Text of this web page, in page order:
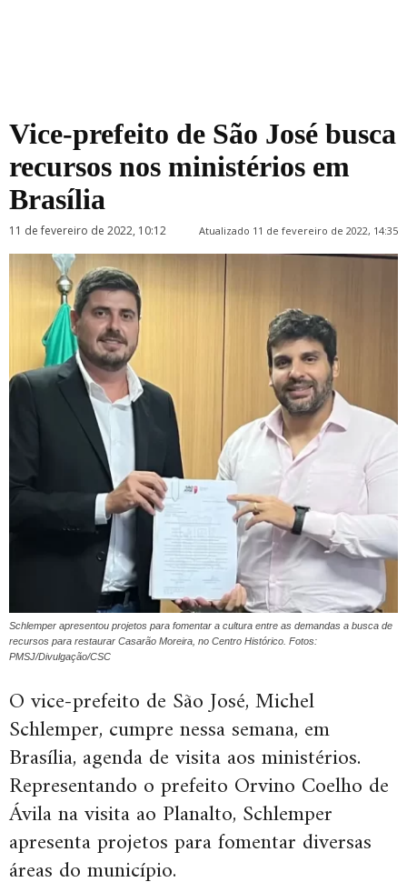
Vice-prefeito de São José busca
recursos nos ministérios em
Brasília
11 de fevereiro de 2022, 10:12 Atualizado 11 de fevereiro de 2022, 14:35
Schlemper apresentou projetos para fomentar a cultura entre as demandas a busca de
recursos para restaurar Casarão Moreira, no Centro Histórico. Fotos:
PMSJ/Divulgação/CSC
O vice-prefeito de São José, Michel
Schlemper, cumpre nessa semana, em
Brasília, agenda de visita aos ministérios.
Representando o prefeito Orvino Coelho de
Ávila na visita ao Planalto, Schlemper
apresenta projetos para fomentar diversas
áreas do município.